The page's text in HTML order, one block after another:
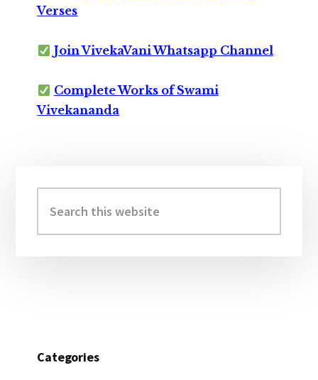
Verses
Join VivekaVani Whatsapp Channel
Complete Works of Swami
Vivekananda
Sidebar
this
website
Categories